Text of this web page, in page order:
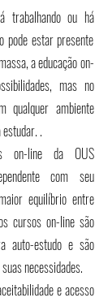
trabalhando ou há
pode estar presente
a educação on-
mas no
qualquer ambiente
.
on-line da OUS
com seu
equilíbrio entre
cursos on-line são
auto-estudo e são
necessidades.
e acesso